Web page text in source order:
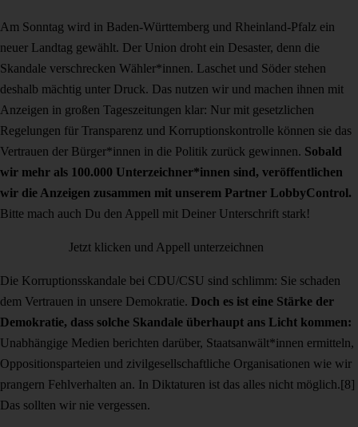
Am Sonntag wird in Baden-Württemberg und Rheinland-Pfalz ein
neuer Landtag gewählt. Der Union droht ein Desaster, denn die
Skandale verschrecken Wähler*innen. Laschet und Söder stehen
deshalb mächtig unter Druck. Das nutzen wir und machen ihnen mit
Anzeigen in großen Tageszeitungen klar: Nur mit gesetzlichen
Regelungen für Transparenz und Korruptionskontrolle können sie das
Vertrauen der Bürger*innen in die Politik zurück gewinnen. Sobald
wir mehr als 100.000 Unterzeichner*innen sind, veröffentlichen
wir die Anzeigen zusammen mit unserem Partner LobbyControl.
Bitte mach auch Du den Appell mit Deiner Unterschrift stark!
Jetzt klicken und Appell unterzeichnen
Die Korruptionsskandale bei CDU/CSU sind schlimm: Sie schaden
dem Vertrauen in unsere Demokratie. Doch es ist eine Stärke der
Demokratie, dass solche Skandale überhaupt ans Licht kommen:
Unabhängige Medien berichten darüber, Staatsanwält*innen ermitteln,
Oppositionsparteien und zivilgesellschaftliche Organisationen wie wir
prangern Fehlverhalten an. In Diktaturen ist das alles nicht möglich.[8]
Das sollten wir nie vergessen.